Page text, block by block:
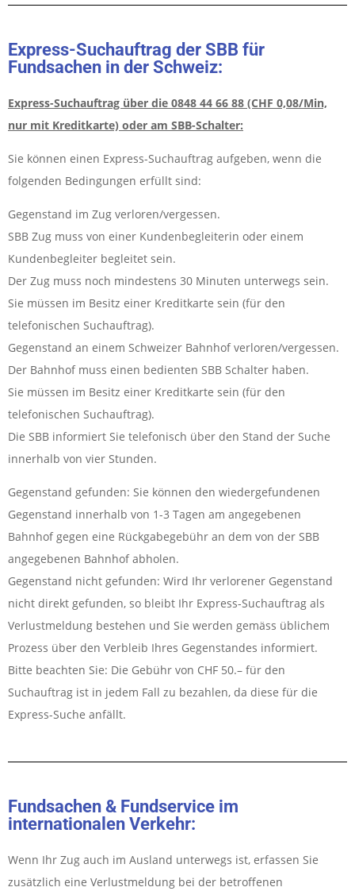
Express-Suchauftrag der SBB für
Fundsachen in der Schweiz:
Express-Suchauftrag über die 0848 44 66 88 (CHF 0,08/Min,
nur mit Kreditkarte) oder am SBB-Schalter:
Sie können einen Express-Suchauftrag aufgeben, wenn die
folgenden Bedingungen erfüllt sind:
Gegenstand im Zug verloren/vergessen.
SBB Zug muss von einer Kundenbegleiterin oder einem
Kundenbegleiter begleitet sein.
Der Zug muss noch mindestens 30 Minuten unterwegs sein.
Sie müssen im Besitz einer Kreditkarte sein (für den
telefonischen Suchauftrag).
Gegenstand an einem Schweizer Bahnhof verloren/vergessen.
Der Bahnhof muss einen bedienten SBB Schalter haben.
Sie müssen im Besitz einer Kreditkarte sein (für den
telefonischen Suchauftrag).
Die SBB informiert Sie telefonisch über den Stand der Suche
innerhalb von vier Stunden.
Gegenstand gefunden: Sie können den wiedergefundenen
Gegenstand innerhalb von 1-3 Tagen am angegebenen
Bahnhof gegen eine Rückgabegebühr an dem von der SBB
angegebenen Bahnhof abholen.
Gegenstand nicht gefunden: Wird Ihr verlorener Gegenstand
nicht direkt gefunden, so bleibt Ihr Express-Suchauftrag als
Verlustmeldung bestehen und Sie werden gemäss üblichem
Prozess über den Verbleib Ihres Gegenstandes informiert.
Bitte beachten Sie: Die Gebühr von CHF 50.– für den
Suchauftrag ist in jedem Fall zu bezahlen, da diese für die
Express-Suche anfällt.
Fundsachen & Fundservice im
internationalen Verkehr:
Wenn Ihr Zug auch im Ausland unterwegs ist, erfassen Sie
zusätzlich eine Verlustmeldung bei der betroffenen